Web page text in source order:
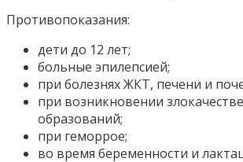
Противопоказания:
дети до 12 лет;
больные эпилепсией;
при болезнях ЖКТ, печени и
при возникновении
образований;
при геморрое;
во время беременности и